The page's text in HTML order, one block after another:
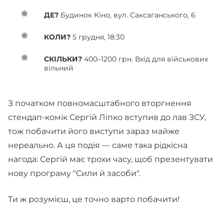
ДЕ? Будинок Кіно, вул. Саксаганського, 6
КОЛИ? 5 грудня, 18:30
СКІЛЬКИ? 400–1200 грн. Вхід для військових
вільний
З початком повномасштабного вторгнення
стендап-комік Сергій Ліпко вступив до лав ЗСУ,
тож побачити його виступи зараз майже
нереально. А ця подія — саме така рідкісна
нагода: Сергій має трохи часу, щоб презентувати
нову програму "Сили й засоби".
Ти ж розумієш, це точно варто побачити!